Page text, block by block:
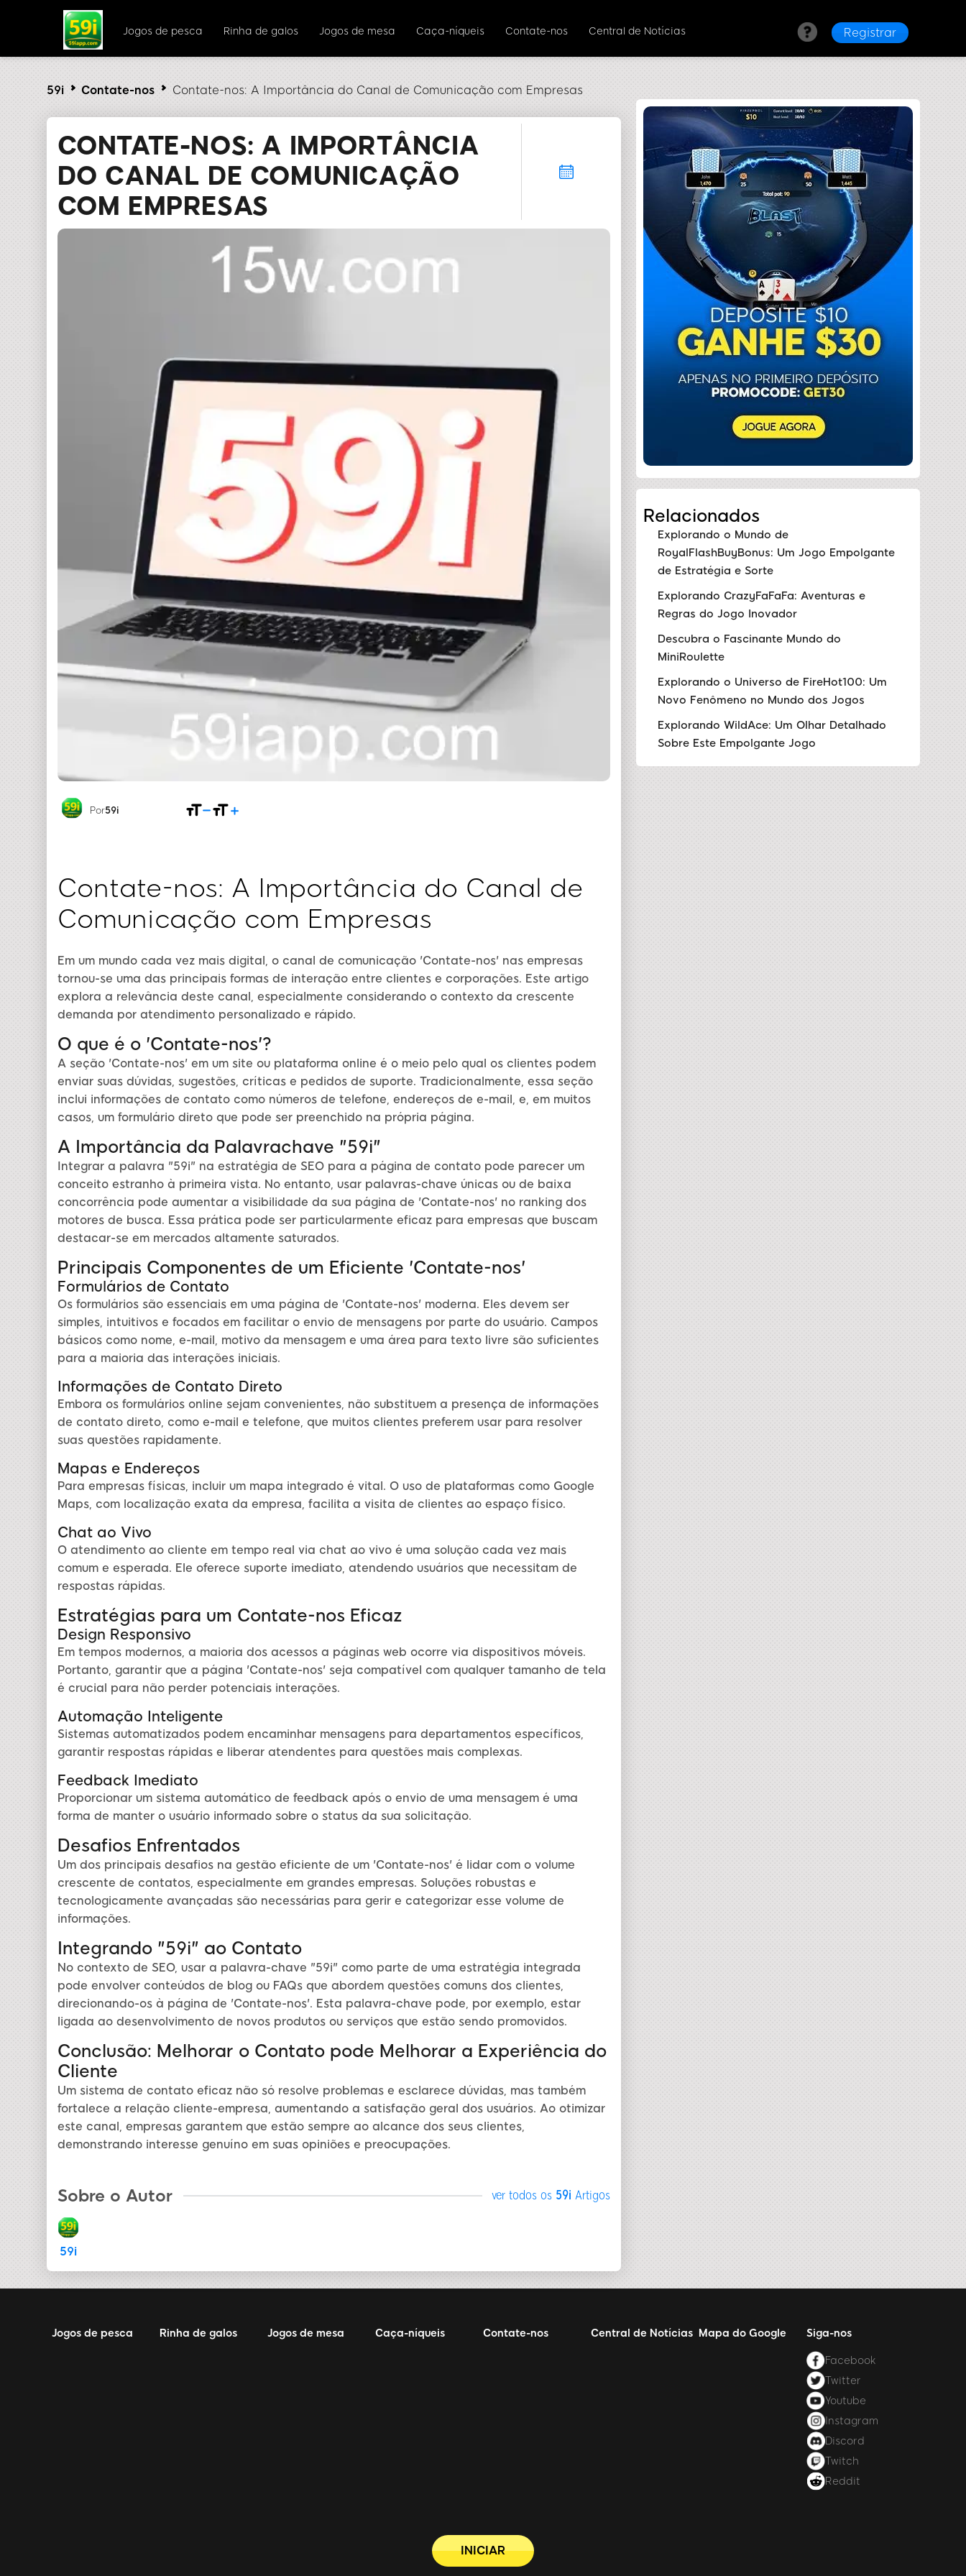
Jogos de pesca Rinha de galos Jogos de mesa Caça-níqueis Contate-nos Central de Notícias Registrar
59i Contate-nos Contate-nos: A Importância do Canal de Comunicação com Empresas
CONTATE-NOS: A IMPORTÂNCIA
DO CANAL DE COMUNICAÇÃO
COM EMPRESAS
Por59i
Contate-nos: A Importância do Canal de
Comunicação com Empresas
Em um mundo cada vez mais digital, o canal de comunicação 'Contate-nos' nas empresas
tornou-se uma das principais formas de interação entre clientes e corporações. Este artigo
explora a relevância deste canal, especialmente considerando o contexto da crescente
demanda por atendimento personalizado e rápido.
O que é o 'Contate-nos'?
A seção 'Contate-nos' em um site ou plataforma online é o meio pelo qual os clientes podem
enviar suas dúvidas, sugestões, críticas e pedidos de suporte. Tradicionalmente, essa seção
inclui informações de contato como números de telefone, endereços de e-mail, e, em muitos
casos, um formulário direto que pode ser preenchido na própria página.
A Importância da Palavrachave "59i"
Integrar a palavra "59i" na estratégia de SEO para a página de contato pode parecer um
conceito estranho à primeira vista. No entanto, usar palavras-chave únicas ou de baixa
concorrência pode aumentar a visibilidade da sua página de 'Contate-nos' no ranking dos
motores de busca. Essa prática pode ser particularmente eficaz para empresas que buscam
destacar-se em mercados altamente saturados.
Principais Componentes de um Eficiente 'Contate-nos'
Formulários de Contato
Os formulários são essenciais em uma página de 'Contate-nos' moderna. Eles devem ser
simples, intuitivos e focados em facilitar o envio de mensagens por parte do usuário. Campos
básicos como nome, e-mail, motivo da mensagem e uma área para texto livre são suficientes
para a maioria das interações iniciais.
Informações de Contato Direto
Embora os formulários online sejam convenientes, não substituem a presença de informações
de contato direto, como e-mail e telefone, que muitos clientes preferem usar para resolver
suas questões rapidamente.
Mapas e Endereços
Para empresas físicas, incluir um mapa integrado é vital. O uso de plataformas como Google
Maps, com localização exata da empresa, facilita a visita de clientes ao espaço físico.
Chat ao Vivo
O atendimento ao cliente em tempo real via chat ao vivo é uma solução cada vez mais
comum e esperada. Ele oferece suporte imediato, atendendo usuários que necessitam de
respostas rápidas.
Estratégias para um Contate-nos Eficaz
Design Responsivo
Em tempos modernos, a maioria dos acessos a páginas web ocorre via dispositivos móveis.
Portanto, garantir que a página 'Contate-nos' seja compatível com qualquer tamanho de tela
é crucial para não perder potenciais interações.
Automação Inteligente
Sistemas automatizados podem encaminhar mensagens para departamentos específicos,
garantir respostas rápidas e liberar atendentes para questões mais complexas.
Feedback Imediato
Proporcionar um sistema automático de feedback após o envio de uma mensagem é uma
forma de manter o usuário informado sobre o status da sua solicitação.
Desafios Enfrentados
Um dos principais desafios na gestão eficiente de um 'Contate-nos' é lidar com o volume
crescente de contatos, especialmente em grandes empresas. Soluções robustas e
tecnologicamente avançadas são necessárias para gerir e categorizar esse volume de
informações.
Integrando "59i" ao Contato
No contexto de SEO, usar a palavra-chave "59i" como parte de uma estratégia integrada
pode envolver conteúdos de blog ou FAQs que abordem questões comuns dos clientes,
direcionando-os à página de 'Contate-nos'. Esta palavra-chave pode, por exemplo, estar
ligada ao desenvolvimento de novos produtos ou serviços que estão sendo promovidos.
Conclusão: Melhorar o Contato pode Melhorar a Experiência do
Cliente
Um sistema de contato eficaz não só resolve problemas e esclarece dúvidas, mas também
fortalece a relação cliente-empresa, aumentando a satisfação geral dos usuários. Ao otimizar
este canal, empresas garantem que estão sempre ao alcance dos seus clientes,
demonstrando interesse genuíno em suas opiniões e preocupações.
Sobre o Autor ver todos os 59i Artigos
59i
Relacionados
Explorando o Mundo de
RoyalFlashBuyBonus: Um Jogo Empolgante
de Estratégia e Sorte
Explorando CrazyFaFaFa: Aventuras e
Regras do Jogo Inovador
Descubra o Fascinante Mundo do
MiniRoulette
Explorando o Universo de FireHot100: Um
Novo Fenômeno no Mundo dos Jogos
Explorando WildAce: Um Olhar Detalhado
Sobre Este Empolgante Jogo
Jogos de pesca Rinha de galos Jogos de mesa Caça-níqueis Contate-nos Central de Notícias Mapa do Google Siga-nos
Facebook
Twitter
Youtube
Instagram
Discord
Twitch
Reddit
INICIAR